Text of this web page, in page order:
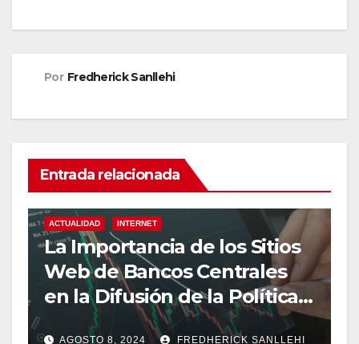
Por Fredherick Sanllehi
Entrada relacionada
ACTUALIDAD INTERNET
La Importancia de los Sitios
Web de Bancos Centrales
en la Difusión de la Política
Monetaria
AGOSTO 8, 2024 FREDHERICK SANLLEHI